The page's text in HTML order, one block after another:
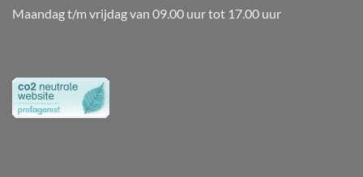
Maandag t/m vrijdag van 09.00 uur tot 17.00 uur